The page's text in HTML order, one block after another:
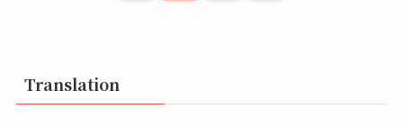
Translation